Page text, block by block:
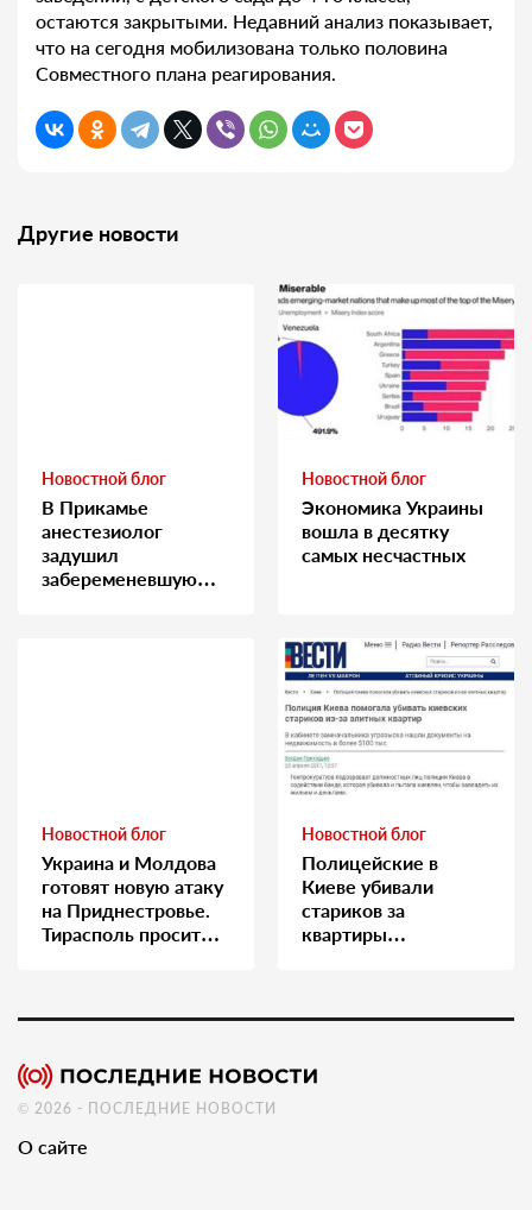
остаются закрытыми. Недавний анализ показывает,
что на сегодня мобилизована только половина
Совместного плана реагирования.
Другие новости
Новостной блог
В Прикамье
анестезиолог
задушил
забеременевшую
Новостной блог
Экономика Украины
вошла в десятку
самых несчастных
Новостной блог
Украина и Молдова
готовят новую атаку
на Приднестровье.
Тирасполь просит
Новостной блог
Полицейские в
Киеве убивали
стариков за
квартиры…
© 2026 - ПОСЛЕДНИЕ НОВОСТИ
О сайте